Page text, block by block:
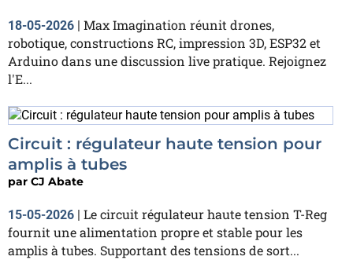
18-05-2026 | Max Imagination réunit drones,
robotique, constructions RC, impression 3D, ESP32 et
Arduino dans une discussion live pratique. Rejoignez
l'E...
Circuit : régulateur haute tension pour
amplis à tubes
par CJ Abate
15-05-2026
Le circuit régulateur haute tension T-Reg
fournit une alimentation propre et stable pour les
amplis à tubes. Supportant des tensions de sort...